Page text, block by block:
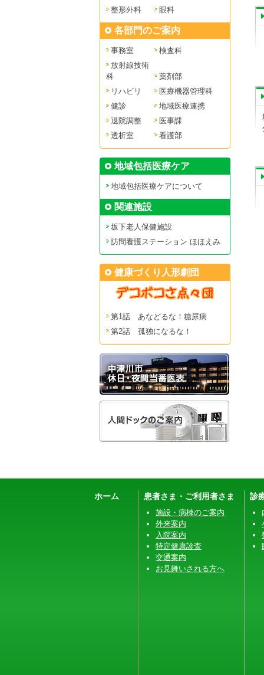
整形外科
眼科
各部門のご案内
事務室
検査科
放射線技術
科
薬剤部
リハビリ
医療機器管理科
健診
地域医療連携
退院調整
医事課
透析室
看護部
地域包括医療ケア
地域包括医療ケアについて
関連施設
坂下老人保健施設
訪問看護ステーション ほほえみ
健康づくり人形劇団
第1話 あなどるな！糖尿病
第2話 孤独になるな！
ホーム 患者さま・ご利用者さま
施設・病棟のご案内
外来案内
入院案内
特定健康診査
交通案内
お見舞いされる方へ
診